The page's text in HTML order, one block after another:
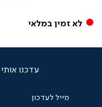
לא זמין במלאי
עדכנו
מייל לעדכון